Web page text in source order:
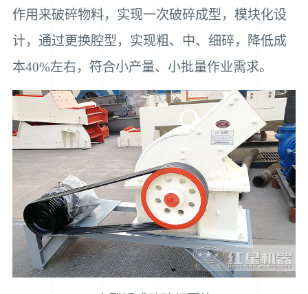
作用来破碎物料，实现一次破碎成型，模块化设
计，通过更换腔型，实现粗、中、细碎，降低成
本40%左右，符合小产量、小批量作业需求。